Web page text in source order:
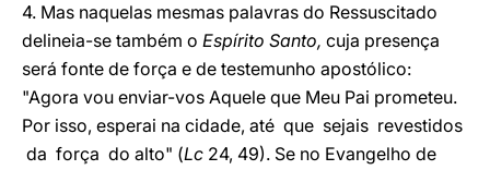
4. Mas naquelas mesmas palavras do Ressuscitado
delineia-se também o Espírito Santo, cuja presença
será fonte de força e de testemunho apostólico:
"Agora vou enviar-vos Aquele que Meu Pai prometeu.
Por isso, esperai na cidade, até que sejais revestidos
da força do alto" (Lc 24, 49). Se no Evangelho de